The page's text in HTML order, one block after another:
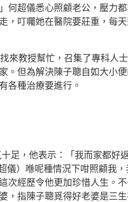
何超儀悉心照顧老公，壓力
，叮囑她在醫院要莊重，每
來教授幫忙，召集了專科人士
。但為解決陳子聰自如大小
各種治療要進行。
足，他表示：「我而家都好
儀）喺呢種情況下咁照顧我，
次經歷令他更加珍惜人生。
，指陳子聰覓得好老婆是三